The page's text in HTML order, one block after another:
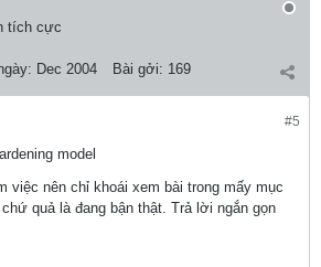
tích cực
Dec 2004 Bài gởi: 169
#5
model
việc nên chỉ khoái xem bài trong mấy mục
quả là đang bận thật. Trả lời ngắn gọn